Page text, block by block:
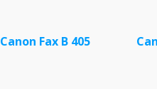
Canon Fax B 405